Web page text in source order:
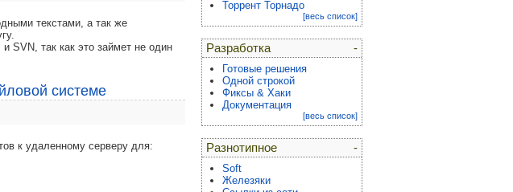
текстами, а так же
SVN, так как это займет не один
системе
к удаленному серверу для:
Торрент Торнадо
[весь список]
-
Разработка
Готовые решения
Одной строкой
Фиксы & Хаки
Документация
[весь список]
-
Разнотипное
Soft
Железяки